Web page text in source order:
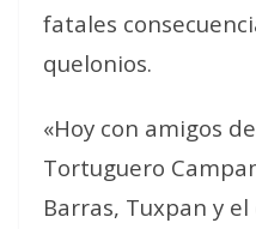
fatales
quelonios.
«Hoy con amigos
Tortuguero
Barras, Tuxpan y